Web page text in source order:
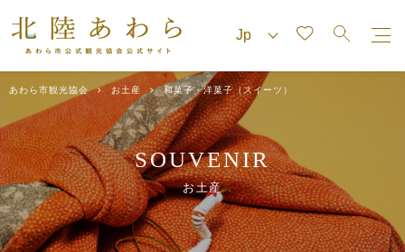
あわら市観光協会 お土産 和菓子・洋菓子（スイーツ）
SOUVENIR
お土産